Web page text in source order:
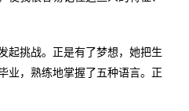
起挑战。正是有了梦想，她把生
业，熟练地掌握了五种语言。正